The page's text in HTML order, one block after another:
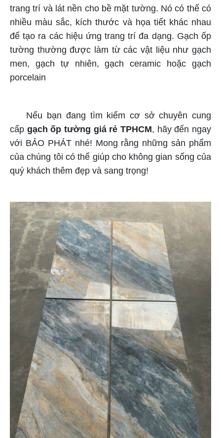
trang trí và lát nền cho bề mặt tường. Nó có thể có
nhiều màu sắc, kích thước và họa tiết khác nhau
để tạo ra các hiệu ứng trang trí đa dạng. Gạch ốp
tường thường được làm từ các vật liệu như gạch
men, gạch tự nhiên, gạch ceramic hoặc gạch
porcelain
Nếu bạn đang tìm kiếm cơ sở chuyên cung
cấp gạch ốp tường giá rẻ TPHCM, hãy đến ngay
với BẢO PHÁT nhé! Mong rằng những sản phẩm
của chúng tôi có thể giúp cho không gian sống của
quý khách thêm đẹp và sang trọng!